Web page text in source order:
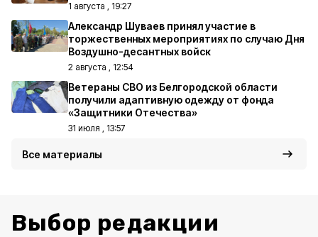
1 августа , 19:27
Александр Шуваев принял участие в
торжественных мероприятиях по случаю Дня
Воздушно-десантных войск
2 августа , 12:54
Ветераны СВО из Белгородской области
получили адаптивную одежду от фонда
«Защитники Отечества»
31 июля , 13:57
Все материалы
Выбор редакции